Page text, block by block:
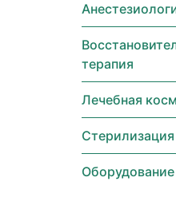
терапия
Лечебная
Стерилизация